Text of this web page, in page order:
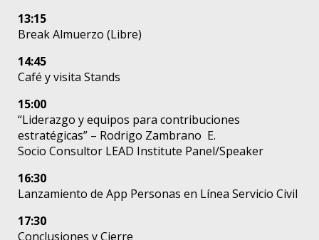
13:15
Break Almuerzo (Libre)
14:45
Café y visita Stands
15:00
“Liderazgo y equipos para contribuciones
estratégicas” – Rodrigo Zambrano E.
Socio Consultor LEAD Institute Panel/Speaker
16:30
Lanzamiento de App Personas en Línea Servicio Civil
17:30
Conclusiones y Cierre